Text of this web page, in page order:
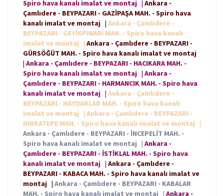
Spiro hava kanalı imalat ve montaj | Ankara -
Çamlıdere - BEYPAZARI - GAZİPAŞA MAH. - Spiro hava
kanalı imalat ve montaj | Ankara - Çamlıdere -
BEYPAZARI - GEYİKPINARI MAH. - Spiro hava kanalı
imalat ve montaj
| Ankara - Çamlıdere - BEYPAZARI -
GÜRSÖĞÜT MAH. - Spiro hava kanalı imalat ve montaj
| Ankara - Çamlıdere - BEYPAZARI - HACIKARA MAH. -
Spiro hava kanalı imalat ve montaj | Ankara -
Çamlıdere - BEYPAZARI - HARMANCIK MAH. - Spiro hava
kanalı imalat ve montaj | Ankara - Çamlıdere -
BEYPAZARI - HAYDARLAR MAH. - Spiro hava kanalı
imalat ve montaj
| Ankara - Çamlıdere - BEYPAZARI -
HIRKATEPE MAH. - Spiro hava kanalı imalat ve montaj
|
Ankara - Çamlıdere - BEYPAZARI - İNCEPELİT MAH. -
Spiro hava kanalı imalat ve montaj | Ankara -
Çamlıdere - BEYPAZARI - İSTİKLAL MAH. - Spiro hava
kanalı imalat ve montaj | Ankara - Çamlıdere -
BEYPAZARI - KABACA MAH. - Spiro hava kanalı imalat ve
montaj | Ankara - Çamlıdere - BEYPAZARI - KABALAR
MAH. - Spiro hava kanalı imalat ve montaj | Ankara -